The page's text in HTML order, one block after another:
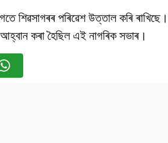
শিৱসাগৰৰ পৰিৱেশ উত্তাল কৰি
আহ্বান কৰা হৈছিল এই নাগৰিক সভাৰ।